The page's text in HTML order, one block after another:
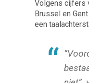
Volgens cijfers
Brussel en
een